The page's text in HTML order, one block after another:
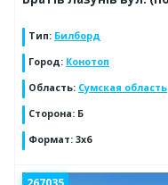
Тип: Билборд
Город: Конотоп
Область: Сумская область
Сторона: Б
Формат: 3х6